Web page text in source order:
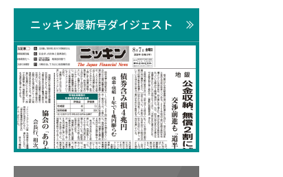
ニッキン最新号ダイジェスト